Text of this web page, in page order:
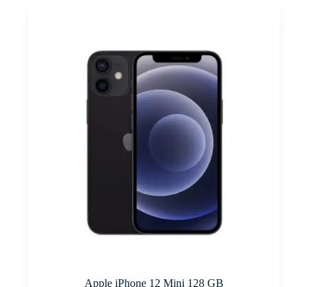
Apple iPhone 12 Mini 128 GB